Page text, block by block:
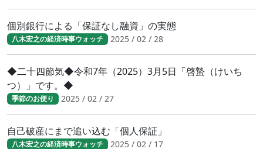
個別銀行による「保証なし融資」の実態
八木宏之の経済時事ウォッチ 2025 / 02 / 28
◆二十四節気◆令和7年（2025）3月5日「啓蟄（けいち
つ）」です。◆
季節のお便り 2025 / 02 / 27
自己破産にまで追い込む「個人保証」
八木宏之の経済時事ウォッチ 2025 / 02 / 17